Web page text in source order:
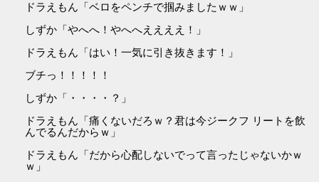
ドラえもん「ベロをペンチで掴みましたｗｗ」
しずか「やへへ！やへへええええ！」
ドラえもん「はい！一気に引き抜きます！」
ブチっ！！！！！
しずか「・・・・？」
ドラえもん「痛くないだろｗ？君は今ジークフ リートを飲
んでるんだからｗ」
ドラえもん「だから心配しないでって言ったじゃないかｗ
ｗ」